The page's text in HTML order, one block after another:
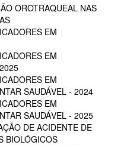
OROTRAQUEAL NAS
EM
EM
EM
SAUDÁVEL - 2024
EM
SAUDÁVEL - 2025
DE ACIDENTE DE
BIOLÓGICOS